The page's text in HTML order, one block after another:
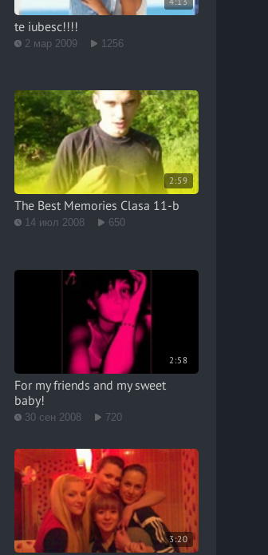
te iubesc!!!!
2 мар 2009 1256
2:59
The Best Memories Clasa 11-b
14 июл 2008 650
2:58
For my friends and my sweet
baby!
30 сен 2008 720
3:20